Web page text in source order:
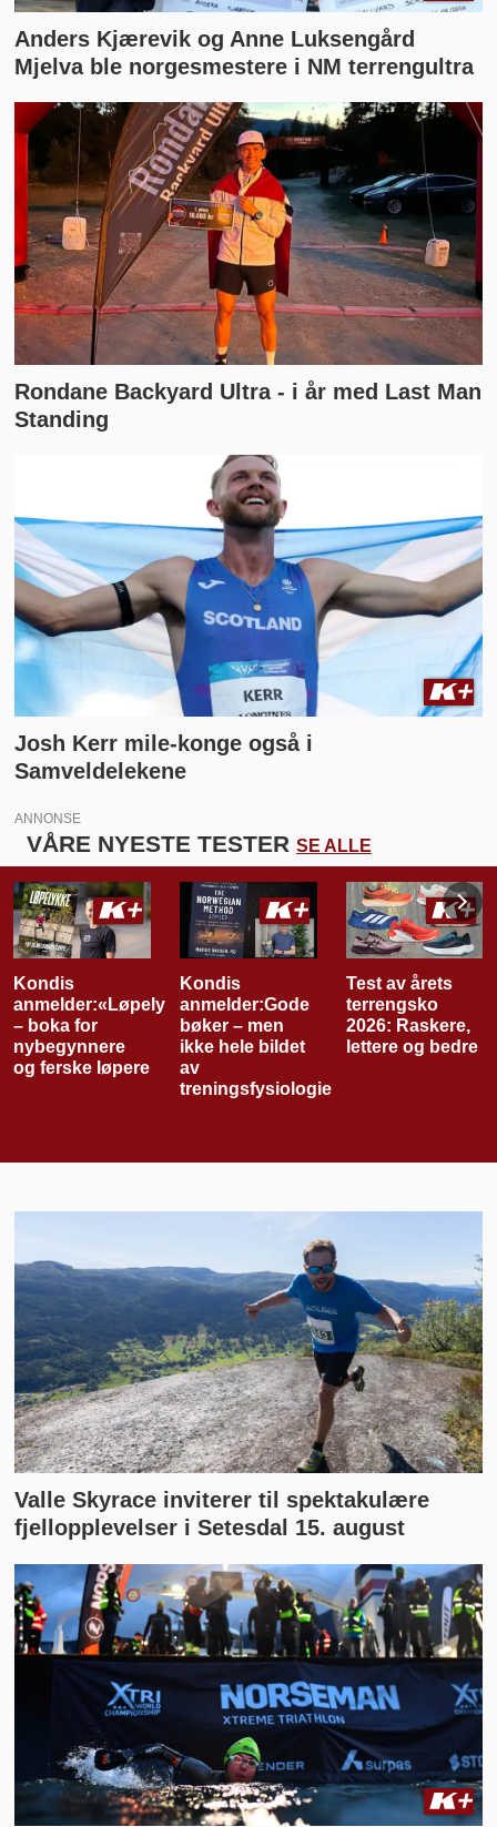
Anders Kjærevik og Anne Luksengård
Mjelva ble norgesmestere i NM terrengultra
Rondane Backyard Ultra - i år med Last Man
Standing
Josh Kerr mile-konge også i
Samveldelekene
ANNONSE
VÅRE NYESTE TESTER SE ALLE
Kondis
anmelder:Gode
bøker – men
ikke hele bildet
av
Test av årets
terrengsko
2026: Raskere,
lettere og bedre
Kondis tester:
Nødvendig
utstyr til
sykkelsesongen
Valle Skyrace inviterer til spektakulære
fjellopplevelser i Setesdal 15. august